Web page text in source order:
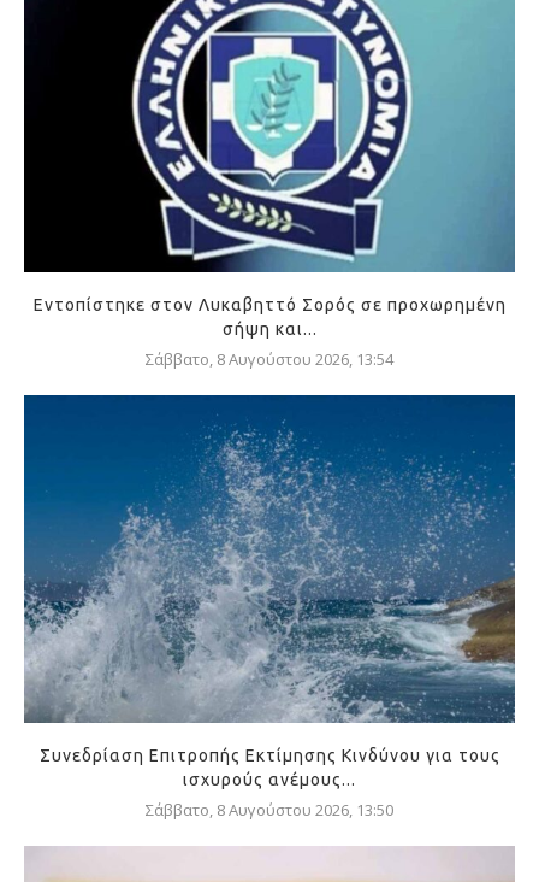
Εντοπίστηκε στον Λυκαβηττό Σορός σε προχωρημένη
σήψη και...
Σάββατο, 8 Αυγούστου 2026, 13:54
Συνεδρίαση Επιτροπής Εκτίμησης Κινδύνου για τους
ισχυρούς ανέμους...
Σάββατο, 8 Αυγούστου 2026, 13:50